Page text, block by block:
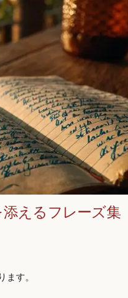
えるフレーズ集
す。